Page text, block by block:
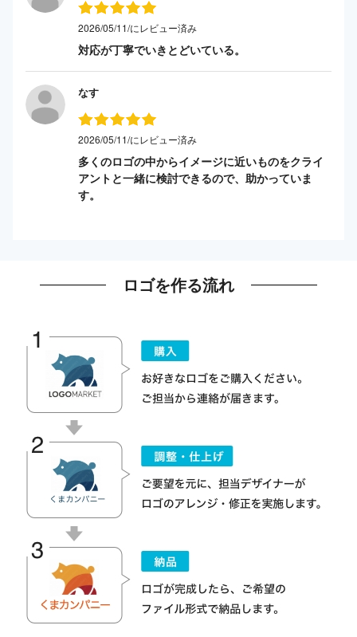
2026/05/11/にレビュー済み
対応が丁寧でいきとどいている。
なす
2026/05/11/にレビュー済み
多くのロゴの中からイメージに近いものをクライ
アントと一緒に検討できるので、助かっていま
す。
ロゴを作る流れ